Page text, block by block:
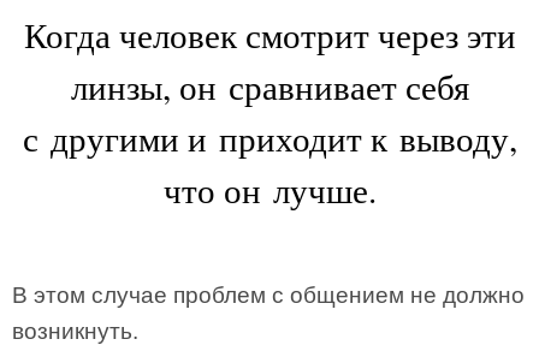
Когда человек смотрит через эти
линзы, он сравнивает себя
с другими и приходит к выводу,
что он лучше.
В этом случае проблем с общением не должно
возникнуть.